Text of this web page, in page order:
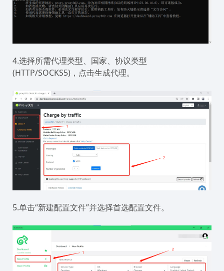
4.选择所需代理类型、国家、协议类型
(HTTP/SOCKS5)，点击生成代理。
5.单击“新建配置文件”并选择首选配置文件。